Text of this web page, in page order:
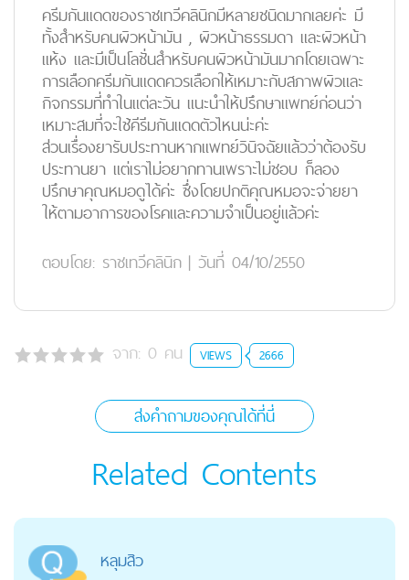
ครีมกันแดดของราชเทวีคลินิกมีหลายชนิดมากเลยค่ะ มี
ทั้งสำหรับคนผิวหน้ามัน , ผิวหน้าธรรมดา และผิวหน้า
แห้ง และมีเป็นโลชั่นสำหรับคนผิวหน้ามันมากโดยเฉพาะ
การเลือกครีมกันแดดควรเลือกให้เหมาะกับสภาพผิวและ
กิจกรรมที่ทำในแต่ละวัน แนะนำให้ปรึกษาแพทย์ก่อนว่า
เหมาะสมที่จะใช้คีรีมกันแดดตัวไหนน่ะค่ะ
ส่วนเรื่องยารับประทานหากแพทย์วินิจฉัยแล้วว่าต้องรับ
ประทานยา แต่เราไม่อยากทานเพราะไม่ชอบ ก็ลอง
ปรึกษาคุณหมอดูได้ค่ะ ซึ่งโดยปกติคุณหมอจะจ่ายยา
ให้ตามอาการของโรคและความจำเป็นอยู่แล้วค่ะ
ตอบโดย: ราชเทวีคลินิก | วันที่ 04/10/2550
จาก: 0 คน VIEWS 2666
ส่งคำถามของคุณได้ที่นี่
Related Contents
หลุมสิว